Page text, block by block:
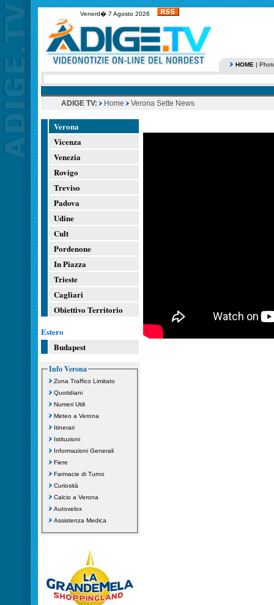
Venerd� 7 Agosto 2026
HOME |
ADIGE TV: Home Verona Sette News
Verona
Vicenza
Venezia
Rovigo
Treviso
Padova
Udine
Cult
Pordenone
In Piazza
Trieste
Cagliari
Obiettivo Territorio
Estero
Budapest
Info Verona
Zona Traffico Limitato
Quotidiani
Numeri Utili
Meteo a Verona
Itinerari
Istituzioni
Informazioni Generali
Fiere
Farmacie di Turno
Curiosità
Calcio a Verona
Autovelox
Assistenza Medica